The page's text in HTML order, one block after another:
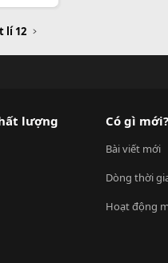
lí 12
lượng
Có gì mới?
Bài viết mới
Dòng thời
Hoạt động